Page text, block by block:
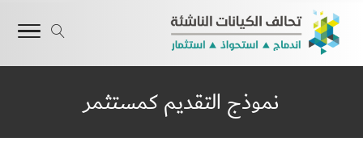
نموذج التقديم كمستثمر